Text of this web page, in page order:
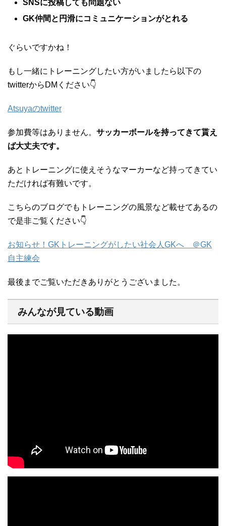
SNSに投稿しても問題ない
GK仲間と円滑にコミュニケーションがとれる
ぐらいですかね！
もし一緒にトレーニングしたい方がいましたら以下の
twitterからDMください👇
Atsuyaのtwitter
参加費等はありません。 サッカーボールを持ってきて貰え
ば大丈夫です。
あとトレーニングに使えそうなマーカーなど持ってきてい
ただければ有難いです。
こちらのブログでもトレーニングの風景など載せてあるの
で是非ご覧ください👇
お知らせ！GKトレーニングがしたい社会人GKへ ＠GK
自主練会
最後までご覧いただきありがとうございました。
みんなが見ている動画